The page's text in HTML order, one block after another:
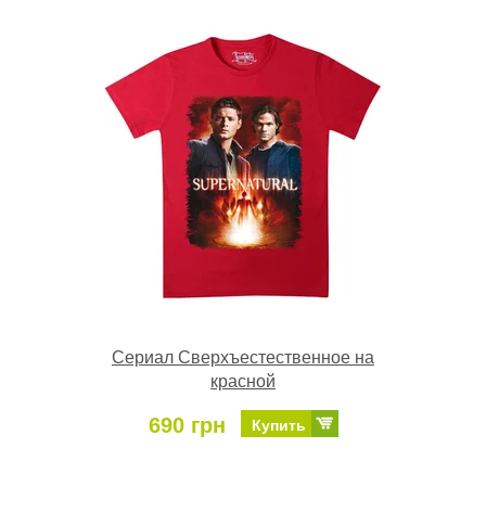
Сериал Сверхъестественное на
красной
690 грн Купить